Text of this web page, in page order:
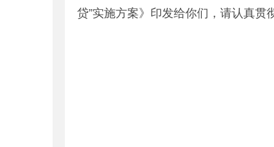
贷”实施方案》印发给你们，请认真贯